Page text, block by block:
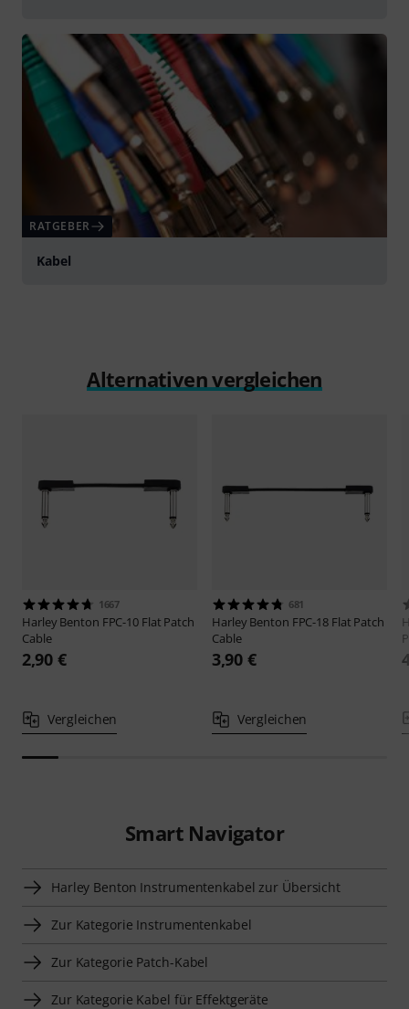
RATGEBER
Kabel
Alternativen vergleichen
1667
Harley Benton FPC-10 Flat Patch
Cable
2,90 €
Vergleichen
681
Harley Benton FPC-18 Flat Patch
Cable
3,90 €
Vergleichen
Smart Navigator
Harley Benton Instrumentenkabel zur Übersicht
Zur Kategorie Instrumentenkabel
Zur Kategorie Patch-Kabel
Zur Kategorie Kabel für Effektgeräte